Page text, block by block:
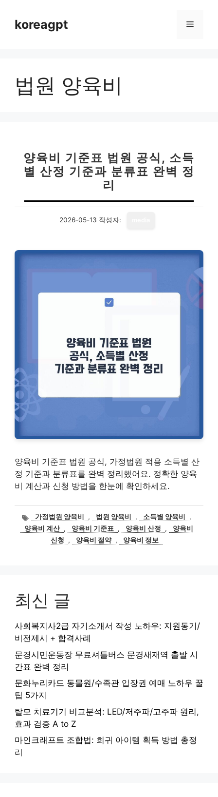
koreagpt 메
법원 양육비
양육비 기준표 법원 공식, 소득
별 산정 기준과 분류표 완벽 정
리
2026-05-13 작성자:
양육비 기준표 법원 공식, 가정법원 적용 소득별 산
정 기준과 분류표를 완벽 정리했어요. 정확한 양육
비 계산과 신청 방법을 한눈에 확인하세요.
태
그
가정법원 양육비 , 법원 양육비 , 소득별 양육비
,
양육비 계산 , 양육비 기준표 , 양육비 산정 ,
양육비
신청
, 양육비 절약 , 양육비 정보
최신 글
사회복지사2급 자기소개서 작성 노하우: 지원동기/
비전제시 + 합격사례
문경시민운동장 무료셔틀버스 문경새재역 출발 시
간표 완벽 정리
문화누리카드 동물원/수족관 입장권 예매 노하우 꿀
팁 5가지
탈모 치료기기 비교분석: LED/저주파/고주파 원리,
효과 검증 A to Z
마인크래프트 조합법: 희귀 아이템 획득 방법 총정
리